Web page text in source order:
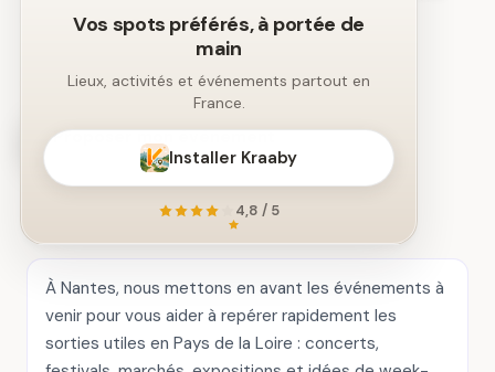
Vos spots préférés, à portée de
main
Lieux, activités et événements partout en
France.
Installer Kraaby
4,8 / 5
← Recherche libre par ville
Proposer mon événement
À Nantes, nous mettons en avant les événements à
venir pour vous aider à repérer rapidement les
sorties utiles en Pays de la Loire : concerts,